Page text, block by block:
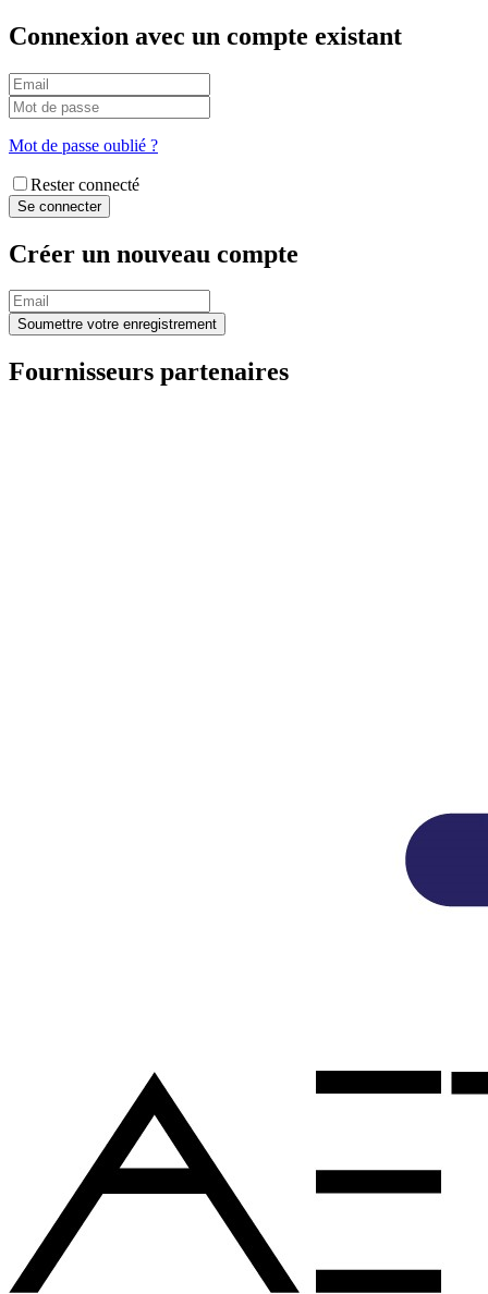
Connexion avec un compte existant
Mot de passe oublié ?
Rester connecté
Créer un nouveau compte
Fournisseurs partenaires